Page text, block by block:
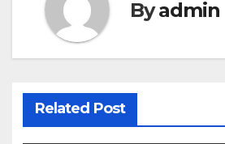
Byadmin
Related Post